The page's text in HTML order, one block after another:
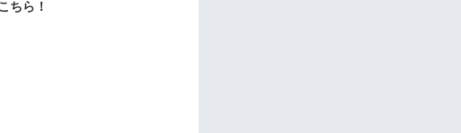
ちら！